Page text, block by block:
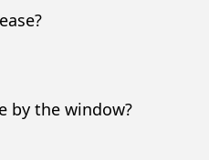
by the window?